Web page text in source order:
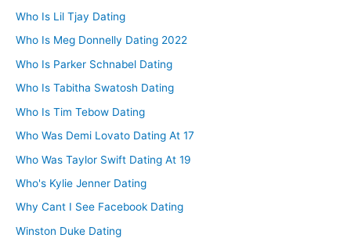
Who Is Lil Tjay Dating
Who Is Meg Donnelly Dating 2022
Who Is Parker Schnabel Dating
Who Is Tabitha Swatosh Dating
Who Is Tim Tebow Dating
Who Was Demi Lovato Dating At 17
Who Was Taylor Swift Dating At 19
Who's Kylie Jenner Dating
Why Cant I See Facebook Dating
Winston Duke Dating